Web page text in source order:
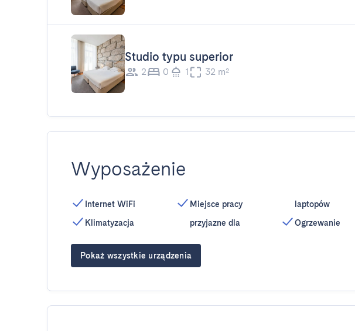
Studio typu superior
2 0 1 32 m²
Wyposażenie
Internet WiFi
Klimatyzacja
Miejsce pracy
przyjazne dla
laptopów
Ogrzewanie
Pokaż wszystkie urządzenia